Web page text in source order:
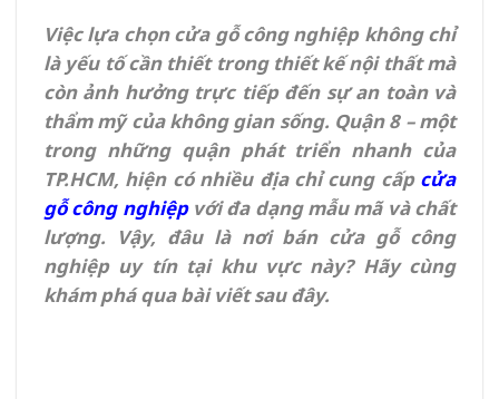
Việc lựa chọn cửa gỗ công nghiệp không chỉ
là yếu tố cần thiết trong thiết kế nội thất mà
còn ảnh hưởng trực tiếp đến sự an toàn và
thẩm mỹ của không gian sống. Quận 8 – một
trong những quận phát triển nhanh của
TP.HCM, hiện có nhiều địa chỉ cung cấp cửa
gỗ công nghiệpvới đa dạng mẫu mã và chất
lượng. Vậy, đâu là nơi bán cửa gỗ công
nghiệp uy tín tại khu vực này? Hãy cùng
khám phá qua bài viết sau đây.